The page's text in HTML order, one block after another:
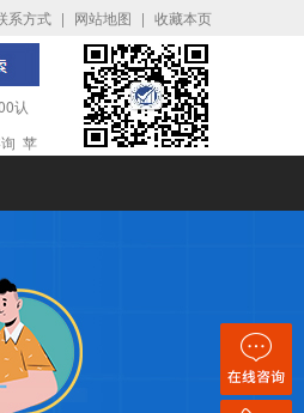
系方式 | 网站地图 | 收藏本页
认
苹